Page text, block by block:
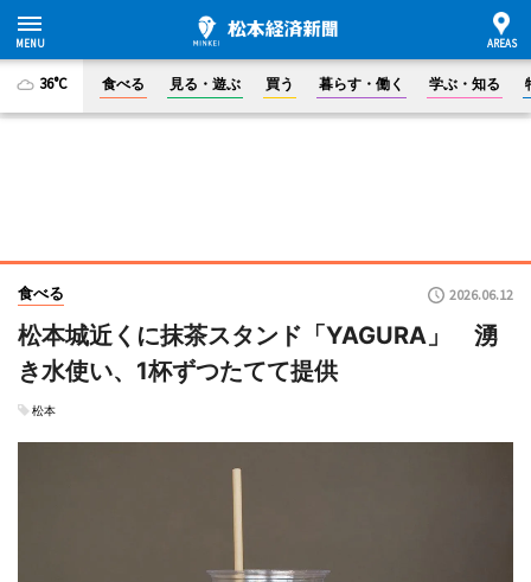
36°C 食べる 見る・遊ぶ 買う 暮らす・働く 学ぶ・知る
食べる 2026.06.12
松本城近くに抹茶スタンド「YAGURA」 湧
き水使い、1杯ずつたてて提供
松本